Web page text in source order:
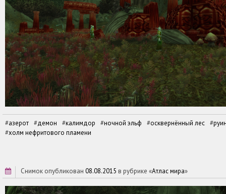
азерот демон калимдор ночной эльф осквернённый лес
холм нефритового пламени
снимок опубликован 08.08.2015 в рубрике «Атлас мира»